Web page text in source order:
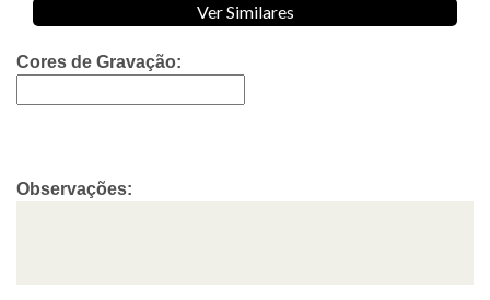
Ver Similares
Cores de Gravação:
Observações: